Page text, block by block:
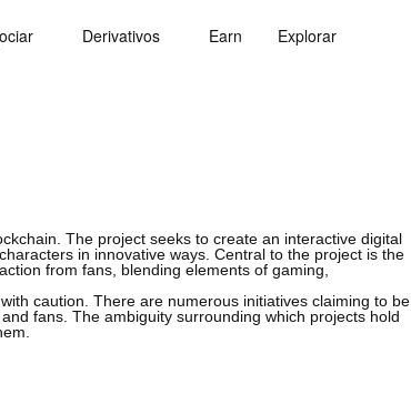
Derivativos Earn Explorar
The project seeks to create an interactive digital
in innovative ways. Central to the project is the
from fans, blending elements of gaming,
caution. There are numerous initiatives claiming to be
fans. The ambiguity surrounding which projects hold